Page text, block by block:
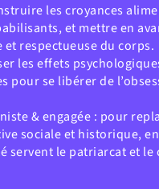
les croyances
et mettre en
respectueuse du corps.
les effets
pour se libérer de
& engagée : pour
sociale et historique,
servent le patriarcat et le